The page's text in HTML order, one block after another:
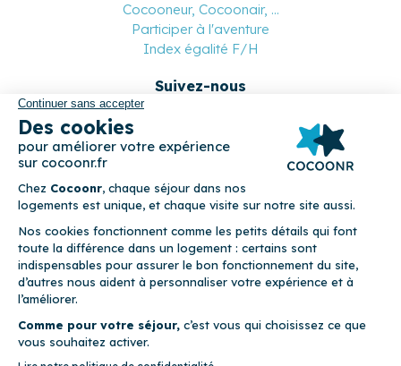
Cocooneur, Cocoonair, ...
Participer à l'aventure
Index égalité F/H
Suivez-nous
location–CGU – Politique de confidentialité–Politique de
Cocoonr est conçu et développé à Rennes 🇫🇷